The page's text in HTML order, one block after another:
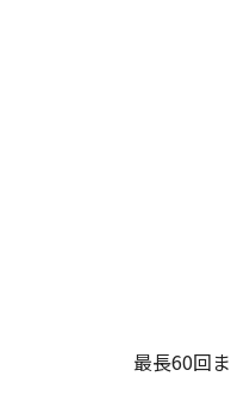
最長60回